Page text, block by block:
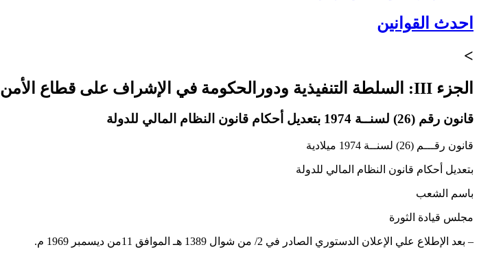
احدث القوانين
>
الجزء III: السلطة التنفيذية ودورالحكومة في الإشراف على قطاع الأمن
قانون رقم (26) لسنــة 1974 بتعديل أحكام قانون النظام المالي للدولة
قانون رقـــم (26) لسنــة 1974 ميلادية
بتعديل أحكام قانون النظام المالي للدولة
باسم الشعب
مجلس قيادة الثورة
– بعد الإطلاع علي الإعلان الدستوري الصادر في 2/ من شوال 1389 هـ الموافق 11من ديسمبر 1969 م.